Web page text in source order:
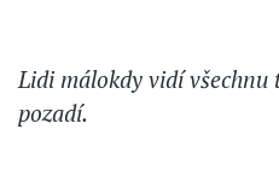
Lidi málokdy vidí všechnu
pozadí.